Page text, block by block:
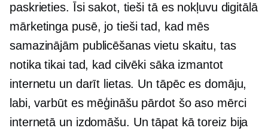
paskrieties. Īsi sakot, tieši tā es nokļuvu digitālā
mārketinga pusē, jo tieši tad, kad mēs
samazinājām publicēšanas vietu skaitu, tas
notika tikai tad, kad cilvēki sāka izmantot
internetu un darīt lietas. Un tāpēc es domāju,
labi, varbūt es mēģināšu pārdot šo aso mērci
internetā un izdomāšu. Un tāpat kā toreiz bija